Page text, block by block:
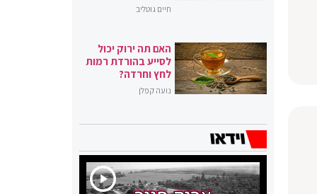
חיים גוטליב
האם תה ירוק יכול
לסייע בהורדת רמות
לחץ וחרדה?
נועה קפלן